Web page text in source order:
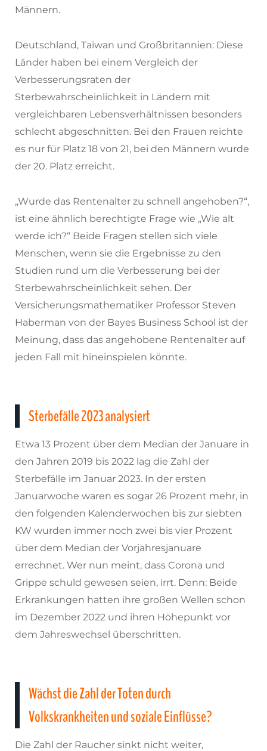
Männern.
Deutschland, Taiwan und Großbritannien: Diese
Länder haben bei einem Vergleich der
Verbesserungsraten der
Sterbewahrscheinlichkeit in Ländern mit
vergleichbaren Lebensverhältnissen besonders
schlecht abgeschnitten. Bei den Frauen reichte
es nur für Platz 18 von 21, bei den Männern wurde
der 20. Platz erreicht.
„Wurde das Rentenalter zu schnell angehoben?“,
ist eine ähnlich berechtigte Frage wie „Wie alt
werde ich?“ Beide Fragen stellen sich viele
Menschen, wenn sie die Ergebnisse zu den
Studien rund um die Verbesserung bei der
Sterbewahrscheinlichkeit sehen. Der
Versicherungsmathematiker Professor Steven
Haberman von der Bayes Business School ist der
Meinung, dass das angehobene Rentenalter auf
jeden Fall mit hineinspielen könnte.
Sterbefälle 2023 analysiert
Etwa 13 Prozent über dem Median der Januare in
den Jahren 2019 bis 2022 lag die Zahl der
Sterbefälle im Januar 2023. In der ersten
Januarwoche waren es sogar 26 Prozent mehr, in
den folgenden Kalenderwochen bis zur siebten
KW wurden immer noch zwei bis vier Prozent
über dem Median der Vorjahresjanuare
errechnet. Wer nun meint, dass Corona und
Grippe schuld gewesen seien, irrt. Denn: Beide
Erkrankungen hatten ihre großen Wellen schon
im Dezember 2022 und ihren Höhepunkt vor
dem Jahreswechsel überschritten.
Wächst die Zahl der Toten durch
Volkskrankheiten und soziale Einflüsse?
Die Zahl der Raucher sinkt nicht weiter,